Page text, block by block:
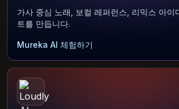
가사 중심 노래, 보컬 레퍼런스, 리믹스 아이
트를 만듭니다.
Mureka AI 체험하기